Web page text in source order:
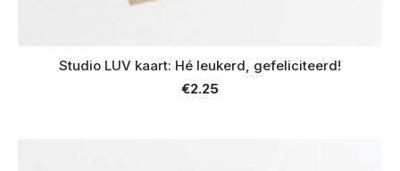
Studio LUV kaart: Hé leukerd, gefeliciteerd!
€2.25